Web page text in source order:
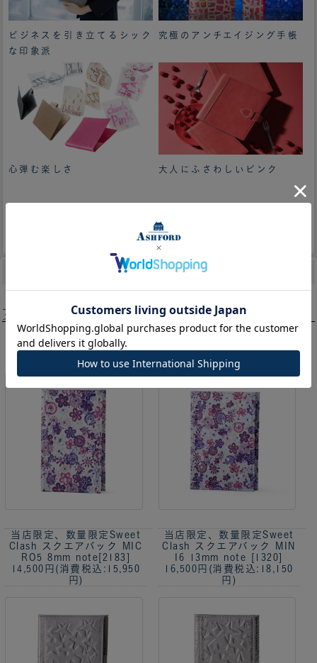
ビジネスを引き立てるシック
な印象派
究極のアンチエイジング手帳
心弾む楽しさ 大人にふさわしいピンク
並び替え
女性へ
1 2
当店限定、数量限定 Sweet
Clash スクエアバック MIC
RO5 8mm note[2183]
14,500円 (消費税込:15,950
円)
当店限定、数量限定Sweet
Clash スクエアバック MIN
I6 13mm note [1320]
16,500円 (消費税込:18,150
円)